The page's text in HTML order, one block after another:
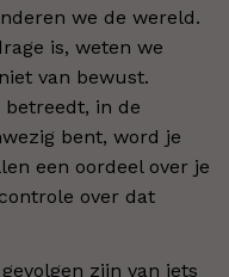
we de wereld.
is, weten we
van bewust.
in de
bent, word je
een oordeel over je
over dat
zijn van iets